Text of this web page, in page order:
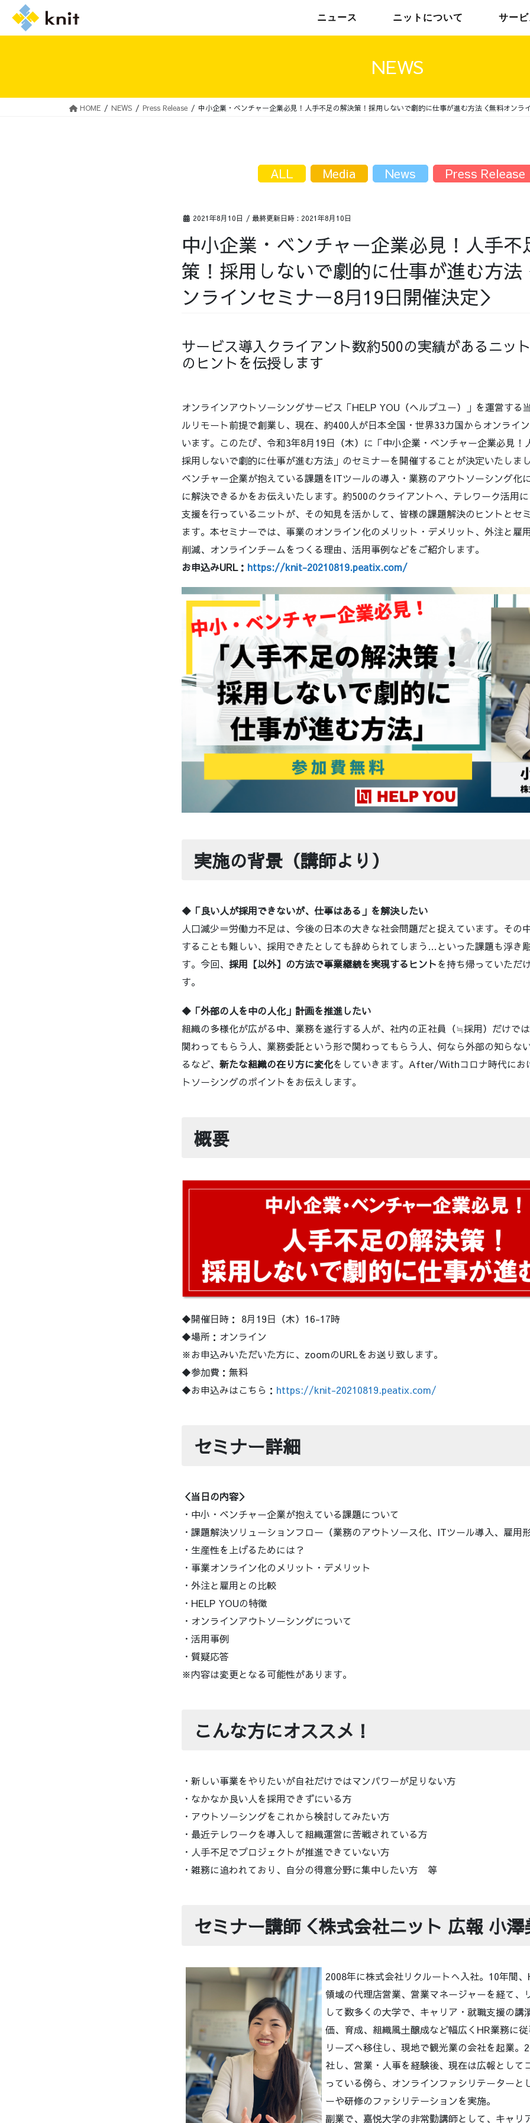
ニュース ニットについて サービ
NEWS
HOME NEWS Press Release 中小企業・ベンチャー企業必見！人手不足の解決策！採用しないで劇的に仕事が進む方法＜無料オンラ
2021年8月10日 / 最終更新日時 : 2021年8月10日
中小企業・ベンチャー企業必見！人手不
策！採用しないで劇的に仕事が進む方法
ンラインセミナー8⽉19⽇開催決定＞
サービス導入クライアント数約500の実績があるニッ
のヒントを伝授します
オンラインアウトソーシングサービス「HELP YOU（ヘルプユー）」を運営する
ルリモート前提で創業し、現在、約400人が日本全国・世界33カ国からオンライ
います。このたび、令和3年8月19日（木）に「中小企業・ベンチャー企業必見！
採用しないで劇的に仕事が進む方法」のセミナーを開催することが決定いたしま
ベンチャー企業が抱えている課題をITツールの導入・業務のアウトソーシング化
に解決できるかをお伝えいたします。約500のクライアントへ、テレワーク活用
支援を行っているニットが、その知見を活かして、皆様の課題解決のヒントとセ
ます。本セミナーでは、事業のオンライン化のメリット・デメリット、外注と雇
削減、オンラインチームをつくる理由、活用事例などをご紹介します。
お申込みURL： https://knit-20210819.peatix.com/
実施の背景（講師より）
◆「良い人が採用できないが、仕事はある」を解決したい
人口減少＝労働力不足は、今後の日本の大きな社会問題だと捉えています。その
することも難しい、採用できたとしても辞められてしまう…といった課題も浮き
す。今回、 採用【以外】の方法で事業継続を実現するヒントを持ち帰っていただ
す。
◆「外部の人を中の人化」計画を推進したい
組織の多様化が広がる中、業務を遂行する人が、社内の正社員（≒採用）だけで
関わってもらう人、業務委託という形で関わってもらう人、何なら外部の知らな
るなど、 新たな組織の在り方に変化をしていきます。After/Withコロナ時代にお
トソーシングのポイントをお伝えします。
概要
◆開催日時： 8月19日（木）16-17時
◆場所：オンライン
※お申込みいただいた方に、zoomのURLをお送り致します。
◆参加費：無料
◆お申込みはこちら： https://knit-20210819.peatix.com/
セミナー詳細
＜当日の内容＞
・中小・ベンチャー企業が抱えている課題について
・課題解決ソリューションフロー（業務のアウトソース化、ITツール導入、雇用
・生産性を上げるためには？
・事業オンライン化のメリット・デメリット
・外注と雇用との比較
・HELP YOUの特徴
・オンラインアウトソーシングについて
・活用事例
・質疑応答
※内容は変更となる可能性があります。
こんな方にオススメ！
・新しい事業をやりたいが自社だけではマンパワーが足りない方
・なかなか良い人を採用できずにいる方
・アウトソーシングをこれから検討してみたい方
・最近テレワークを導入して組織運営に苦戦されている方
・人手不足でプロジェクトが推進できていない方
・雑務に追われており、自分の得意分野に集中したい方 等
セミナー講師＜株式会社ニット 広報 小澤
2008年に株式会社リクルートへ入社。10年間
領域の代理店営業、営業マネージャーを経て、
して数多くの大学で、キャリア・就職支援の講
価、育成、組織風土醸成など幅広くHR業務に
リーズへ移住し、現地で観光業の会社を起業。
社し、営業・人事を経験後、現在は広報として
っている傍ら、オンラインファシリテーターと
ーや研修のファシリテーションを実施。
副業で、嘉悦大学の非常勤講師として、キャリ
ALL Media News Press Release